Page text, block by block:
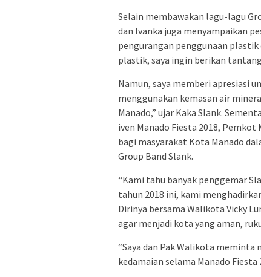
Selain membawakan lagu-lagu
dan Ivanka juga menyampaikan
pengurangan penggunaan
plastik, saya ingin berikan
Namun, saya memberi apresiasi
menggunakan kemasan air
Manado,” ujar Kaka Slank.
iven Manado Fiesta 2018,
bagi masyarakat Kota Manado
Group Band Slank.
“Kami tahu banyak penggemar
tahun 2018 ini, kami
Dirinya bersama Walikota Vicky
agar menjadi kota yang aman,
“Saya dan Pak Walikota
kedamaian selama Manado